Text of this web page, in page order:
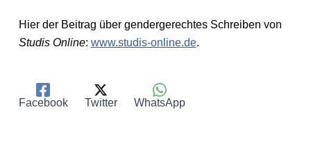
Hier der Beitrag über gendergerechtes Schreiben von
Studis Online: www.studis-online.de.
Facebook Twitter WhatsApp